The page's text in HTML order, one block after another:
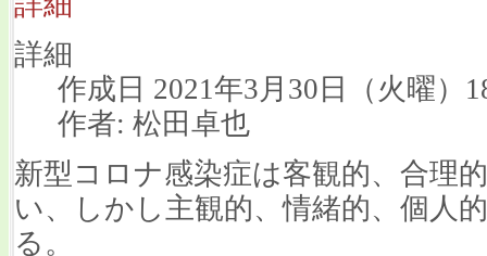
詳細
作成日 2021年3月30日（火曜）
作者: 松田卓也
新型コロナ感染症は客観的、合理
い、しかし主観的、情緒的、個人
る。